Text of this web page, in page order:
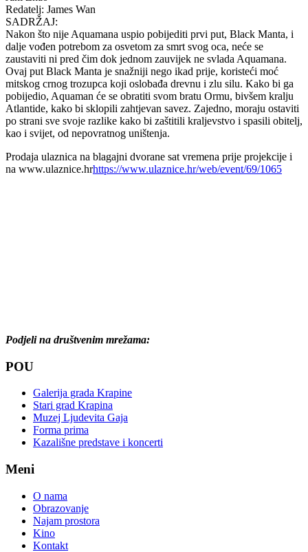
Redatelj: James Wan
SADRŽAJ:
Nakon što nije Aquamana uspio pobijediti prvi put, Black Manta, i
dalje vođen potrebom za osvetom za smrt svog oca, neće se
zaustaviti ni pred čim dok jednom zauvijek ne svlada Aquamana.
Ovaj put Black Manta je snažniji nego ikad prije, koristeći moć
mitskog crnog trozupca koji oslobađa drevnu i zlu silu. Kako bi ga
pobijedio, Aquaman će se obratiti svom bratu Ormu, bivšem kralju
Atlantide, kako bi sklopili zahtjevan savez. Zajedno, moraju ostaviti
po strani sve svoje razlike kako bi zaštitili kraljevstvo i spasili obitelj,
kao i svijet, od nepovratnog uništenja.
Prodaja ulaznica na blagajni dvorane sat vremena prije projekcije i
na www.ulaznice.hrhttps://www.ulaznice.hr/web/event/69/1065
Podjeli na društvenim mrežama:
POU
Galerija grada Krapine
Stari grad Krapina
Muzej Ljudevita Gaja
Forma prima
Kazališne predstave i koncerti
Meni
O nama
Obrazovanje
Najam prostora
Kino
Kontakt